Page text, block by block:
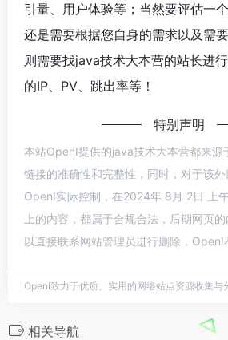
引量、用户体验等；当然要评估一
还是需要根据您自身的需求以及需
则需要找java技术大本营的站长进
的IP、PV、跳出率等！
特别声明
本站OpenI提供的java技术大本营都来源
链接的准确性和完整性，同时，对于该
OpenI实际控制，在2024年 8月 2日 上
上的内容，都属于合规合法，后期网页
以直接联系网站管理员进行删除，OpenI
OpenI致力于优质、实用的网络站点资源收集与
相关导航